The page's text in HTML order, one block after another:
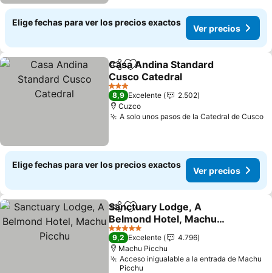
Elige fechas para ver los precios exactos
Ver precios
CompartirAgregar a favoritos
Casa Andina Standard
Cusco Catedral
Ver precios
3 Estrellas
8,9 Excelente
2.502
Cuzco
A solo unos pasos de la Catedral de Cusco
Elige fechas para ver los precios exactos
Ver precios
CompartirAgregar a favoritos
Sanctuary Lodge, A
Belmond Hotel, Machu
Picchu
Ver precios
5 Estrellas
9,2 Excelente
4.796
Machu Picchu
Acceso inigualable a la entrada de Machu
Picchu